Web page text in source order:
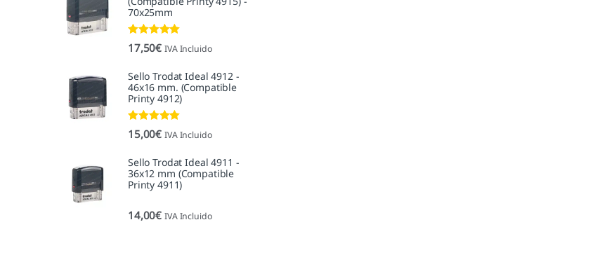
70x25mm
Valorado con
5.00de 5
17,50€ IVA Incluido
Sello Trodat Ideal 4912 -
46x16 mm. (Compatible
Printy 4912)
Valorado con
5.00de 5
15,00€ IVA Incluido
Sello Trodat Ideal 4911 -
36x12 mm (Compatible
Printy 4911)
14,00€ IVA Incluido